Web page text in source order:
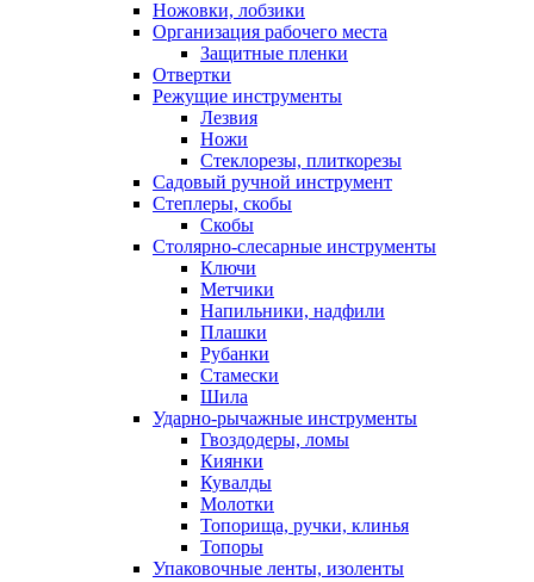
Ножовки, лобзики
Организация рабочего места
Защитные пленки
Отвертки
Режущие инструменты
Лезвия
Ножи
Стеклорезы, плиткорезы
Садовый ручной инструмент
Степлеры, скобы
Скобы
Столярно-слесарные инструменты
Ключи
Метчики
Напильники, надфили
Плашки
Рубанки
Стамески
Шила
Ударно-рычажные инструменты
Гвоздодеры, ломы
Киянки
Кувалды
Молотки
Топорища, ручки, клинья
Топоры
Упаковочные ленты, изоленты